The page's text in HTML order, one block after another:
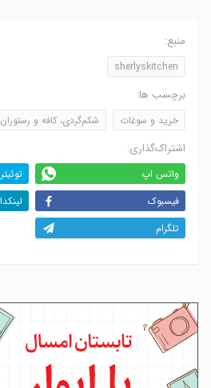
منبع:
sherlyskitchen
برچسب ها:
خرید و سوغات شکم‌گردی، کافه و رستوران
اشتراک‌گذاری:
واتس اپ
توئیتر
فیسبوک
تلگرام